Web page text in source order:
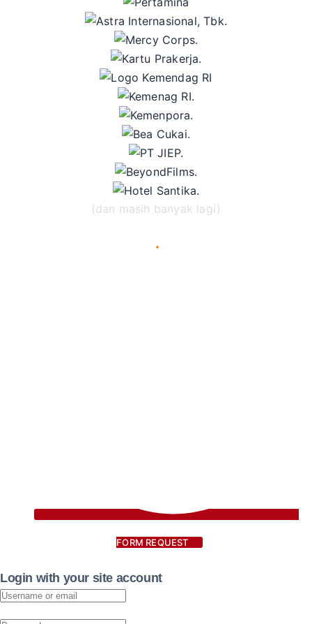
(dan masih banyak lagi)
FORM REQUEST
Login with your site account